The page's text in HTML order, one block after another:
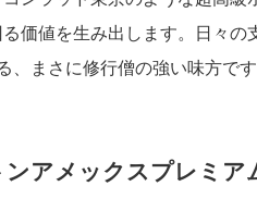
価値を生み出します。日々の
まさに修行僧の強い味方です
アメックスプレミア